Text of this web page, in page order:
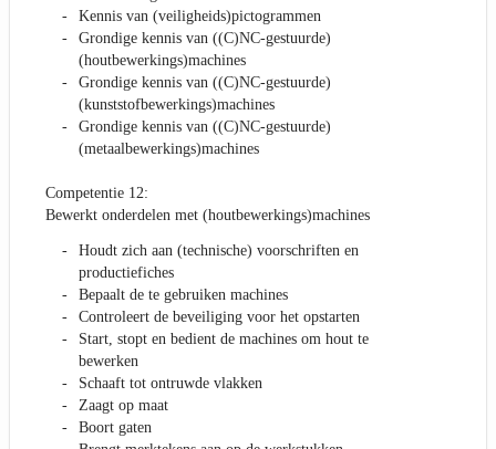
Kennis van (veiligheids)pictogrammen
Grondige kennis van ((C)NC-gestuurde)
(houtbewerkings)machines
Grondige kennis van ((C)NC-gestuurde)
(kunststofbewerkings)machines
Grondige kennis van ((C)NC-gestuurde)
(metaalbewerkings)machines
Competentie 12:
Bewerkt onderdelen met (houtbewerkings)machines
Houdt zich aan (technische) voorschriften en
productiefiches
Bepaalt de te gebruiken machines
Controleert de beveiliging voor het opstarten
Start, stopt en bedient de machines om hout te
bewerken
Schaaft tot ontruwde vlakken
Zaagt op maat
Boort gaten